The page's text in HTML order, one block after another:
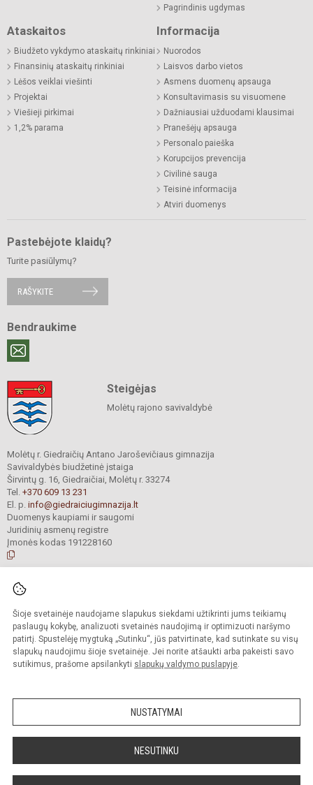
Šioje svetainėje naudojame slapukus siekdami užtikrinti jums teikiamų
paslaugų kokybę, analizuoti svetainės naudojimą ir optimizuoti naršymo
patirtį. Spustelėję mygtuką „Sutinku“, jūs patvirtinate, kad sutinkate su visų
slapukų naudojimu šioje svetainėje. Jei norite atšaukti arba pakeisti savo
sutikimus, prašome apsilankyti slapukų valdymo puslapyje.
NUSTATYMAI
NESUTINKU
Pagrindinis ugdymas
Ataskaitos
Biudžeto vykdymo ataskaitų rinkiniai
Finansinių ataskaitų rinkiniai
Lėšos veiklai viešinti
Projektai
Viešieji pirkimai
1,2% parama
Informacija
Nuorodos
Laisvos darbo vietos
Asmens duomenų apsauga
Konsultavimasis su visuomene
Dažniausiai užduodami klausimai
Pranešėjų apsauga
Personalo paieška
Korupcijos prevencija
Civilinė sauga
Teisinė informacija
Atviri duomenys
Pastebėjote klaidų?
Turite pasiūlymų?
RAŠYKITE
Bendraukime
Steigėjas
Molėtų rajono savivaldybė
Molėtų r. Giedraičių Antano Jaroševičiaus gimnazija
Savivaldybės biudžetinė įstaiga
Širvintų g. 16, Giedraičiai, Molėtų r. 33274
Tel. +370 609 13 231
El. p. info@giedraiciugimnazija.lt
Duomenys kaupiami ir saugomi
Juridinių asmenų registre
Įmonės kodas 191228160
© 2023. Molėtų r. Giedraičių Antano Jaroševičiaus gimnazija. Visos teisės
Kopijuoti turinį be raštiško gimnazijos administracijos sutikimo griežtai
draudžiama.
Prieinamumo paraiška Slapukų valdymas
Sumanus būdas atnaujinti